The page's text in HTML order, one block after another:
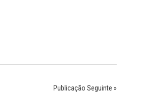
Publicação Seguinte »